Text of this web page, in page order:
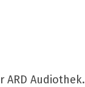
ARD Audiothek.